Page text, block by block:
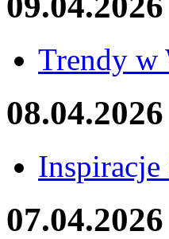
Trendy w
08.04.2026
Inspiracje
07.04.2026